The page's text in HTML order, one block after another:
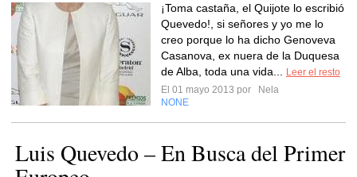
¡Toma castaña, el Quijote lo escribió
Quevedo!, si señores y yo me lo
creo porque lo ha dicho Genoveva
Casanova, ex nuera de la Duquesa
de Alba, toda una vida...
Leer el resto
El 01 mayo 2013 por
Nela
NONE
Luis Quevedo – En Busca del Primer